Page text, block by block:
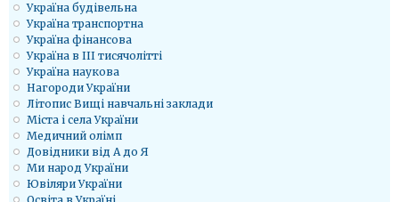
Україна будівельна
Україна транспортна
Україна фінансова
Україна в ІІІ тисячолітті
Україна наукова
Нагороди України
Літопис Вищі навчальні заклади
Міста і села України
Медичний олімп
Довідники від А до Я
Ми народ України
Ювіляри України